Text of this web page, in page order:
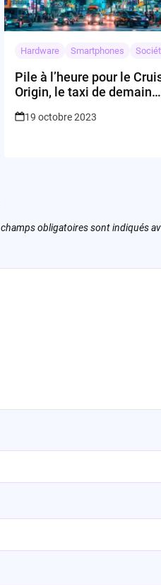
Hardware Smartphones
Pile à l’heure pour le
Origin, le taxi de demain
19 octobre 2023
champs obligatoires sont indiqués